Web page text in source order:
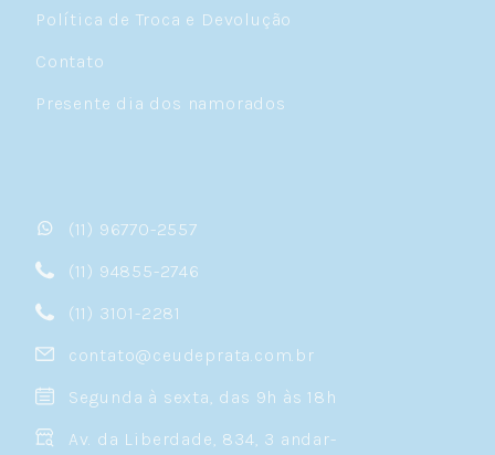
Política de Troca e Devolução
Contato
Presente dia dos namorados
(11) 96770-2557
(11) 94855-2746
(11) 3101-2281
contato@ceudeprata.com.br
Segunda à sexta, das 9h às 18h
Av. da Liberdade, 834, 3 andar-